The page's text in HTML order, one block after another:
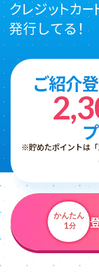
ご紹介
※貯めたポイントは
かんたん
1分